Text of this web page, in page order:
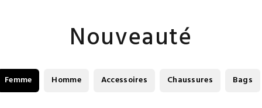
Nouveauté
Femme Homme Accessoires Chaussures Bags